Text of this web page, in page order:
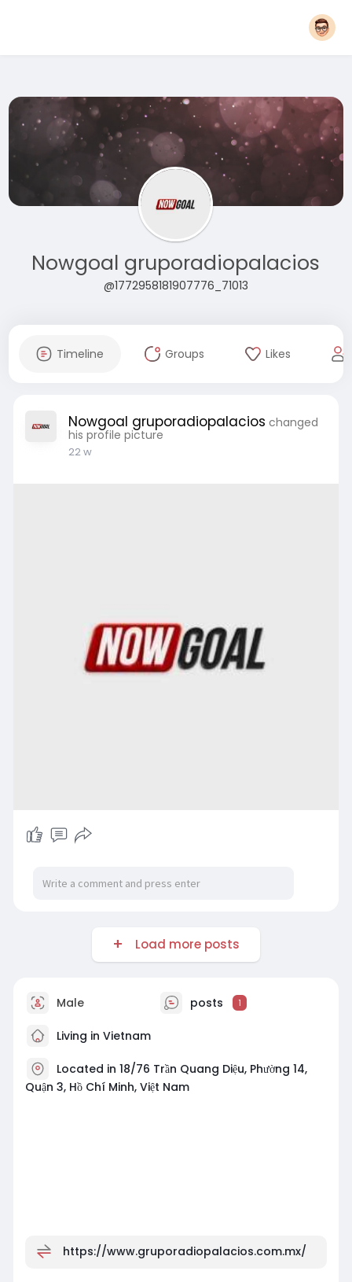
Nowgoal gruporadiopalacios
@1772958181907776_71013
Timeline Groups Likes
Nowgoal gruporadiopalacios changed
his profile picture
22 w
Load more posts
Male posts 1
Living in Vietnam
Located in 18/76 Trần Quang Diệu, Phường 14,
Quận 3, Hồ Chí Minh, Việt Nam
https://www.gruporadiopalacios.com.mx/